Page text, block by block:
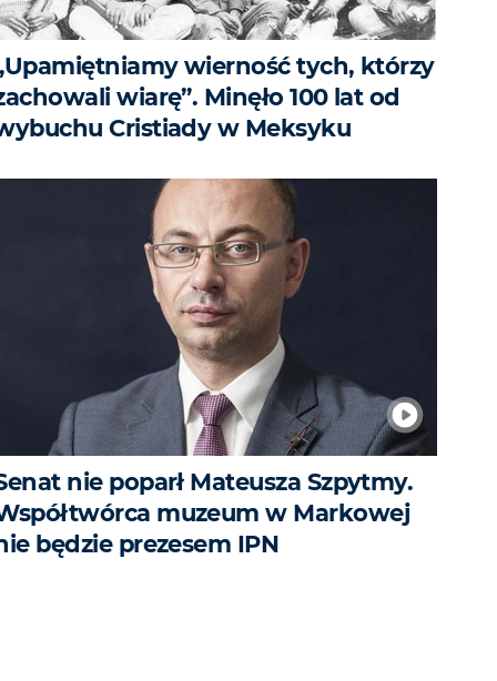
wierność tych, którzy
wiarę”. Minęło 100 lat od
Cristiady w Meksyku
nie poparł Mateusza Szpytmy.
muzeum w Markowej
będzie prezesem IPN